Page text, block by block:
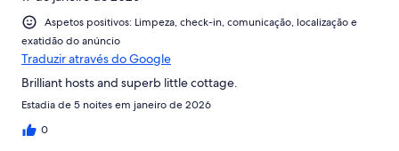
Aspetos positivos: Limpeza, check-in, comunicação, localização e
exatidão do anúncio
Traduzir através do Google
Brilliant hosts and superb little cottage.
Estadia de 5 noites em janeiro de 2026
0